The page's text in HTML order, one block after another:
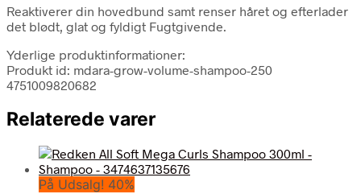
Reaktiverer din hovedbund samt renser håret og efterlader
det blødt, glat og fyldigt Fugtgivende.
Yderlige produktinformationer:
Produkt id: mdara-grow-volume-shampoo-250
4751009820682
Relaterede varer
På Udsalg! 40%